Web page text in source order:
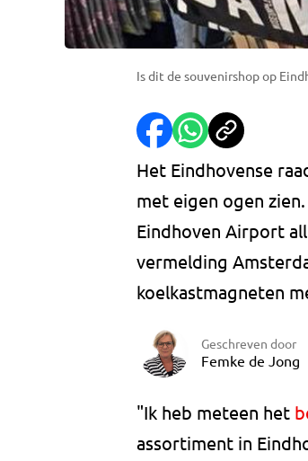
Is dit de souvenirshop op
Het Eindhovense
met eigen ogen
Eindhoven Airport
vermelding
koelkastmagneten
Geschreven door
Femke de Jong
"Ik heb meteen het
assortiment in